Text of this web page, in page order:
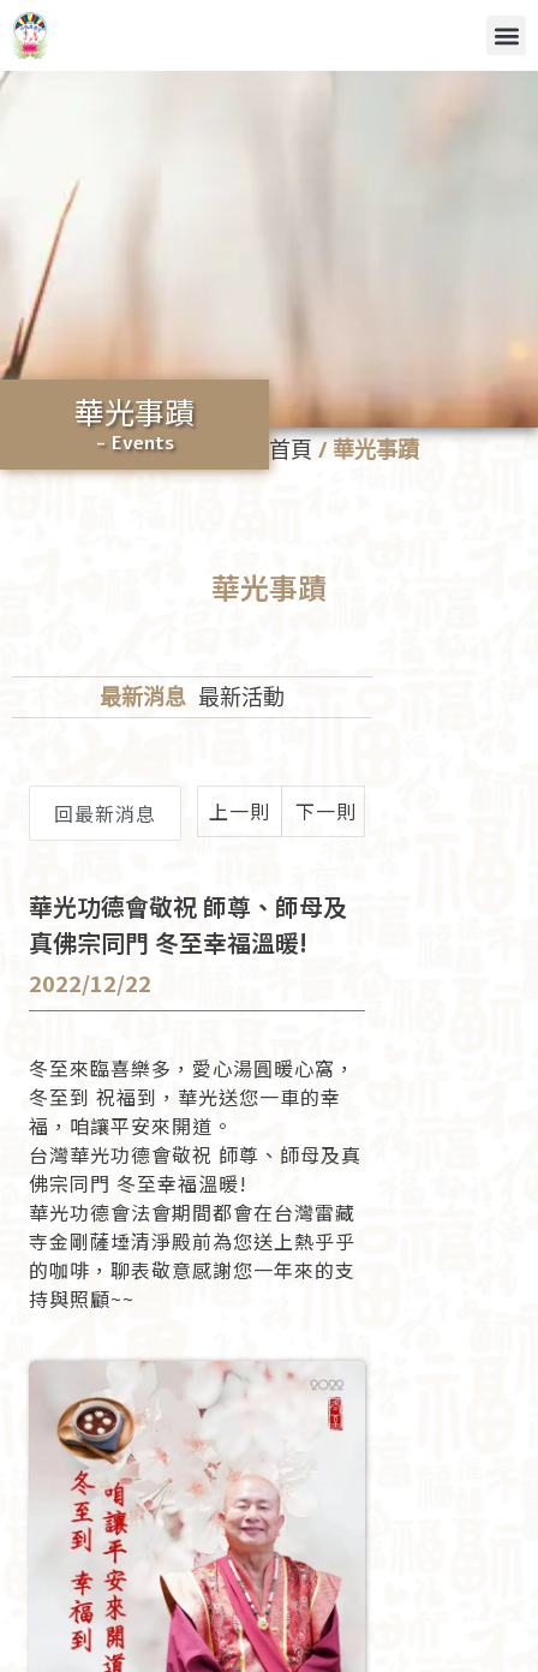
華光事蹟
- Events 首頁 / 華光事蹟
華光事蹟
最新消息 最新活動
回最新消息 上一則 下一則
華光功德會敬祝 師尊、師母及
真佛宗同門 冬至幸福溫暖!
2022/12/22
冬至來臨喜樂多，愛心湯圓暖心窩，
冬至到 祝福到，華光送您一車的幸
福，咱讓平安來開道。
台灣華光功德會敬祝 師尊、師母及真
佛宗同門 冬至幸福溫暖!
華光功德會法會期間都會在台灣雷藏
寺金剛薩埵清淨殿前為您送上熱乎乎
的咖啡，聊表敬意感謝您一年來的支
持與照顧~~